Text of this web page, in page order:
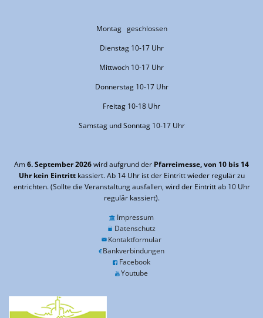
Montag geschlossen
Dienstag 10-17 Uhr
Mittwoch 10-17 Uhr
Donnerstag 10-17 Uhr
Freitag 10-18 Uhr
Samstag und Sonntag 10-17 Uhr
Am6. September 2026wird aufgrund der Pfarreimesse, von 10 bis 14
Uhr kein Eintrittkassiert. Ab 14 Uhr ist der Eintritt wieder regulär zu
entrichten. (Sollte die Veranstaltung ausfallen, wird der Eintritt ab 10 Uhr
regulär kassiert).
Impressum
Datenschutz
Kontaktformular
Bankverbindungen
Facebook
Youtube